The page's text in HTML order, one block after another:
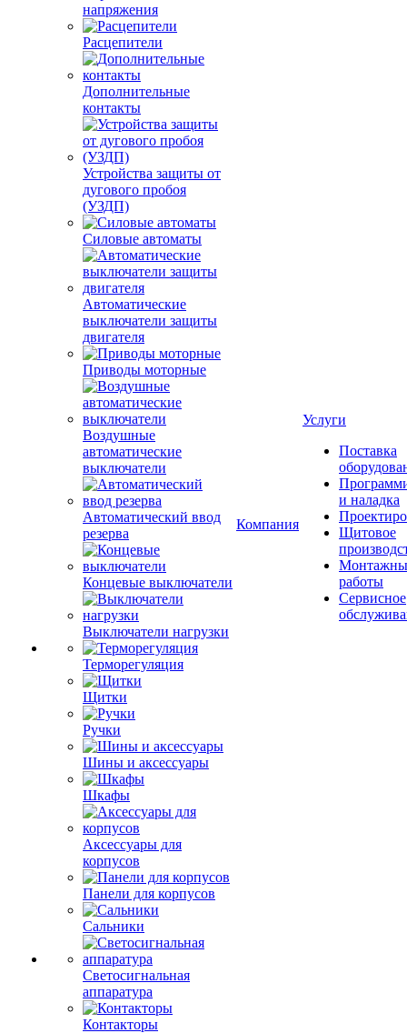
напряжения
Расцепители
Дополнительные
контакты
Устройства защиты от
дугового пробоя
(УЗДП)
Силовые автоматы
Автоматические
выключатели защиты
двигателя
Приводы моторные
Воздушные
автоматические
выключатели
Автоматический ввод
резерва
Концевые выключатели
Выключатели нагрузки
Терморегуляция
Щитки
Ручки
Шины и аксессуары
Шкафы
Аксессуары для
корпусов
Панели для корпусов
Сальники
Светосигнальная
аппаратура
Контакторы
Компания
Услуги
Поставка
и наладка
Щитовое
работы
Сервисное